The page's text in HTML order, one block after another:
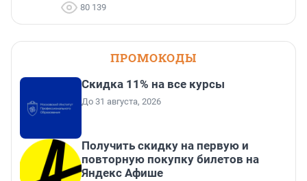
80 139
ПРОМОКОДЫ
Скидка 11% на все курсы
До 31 августа, 2026
Получить скидку на первую и
повторную покупку билетов на
Яндекс Афише